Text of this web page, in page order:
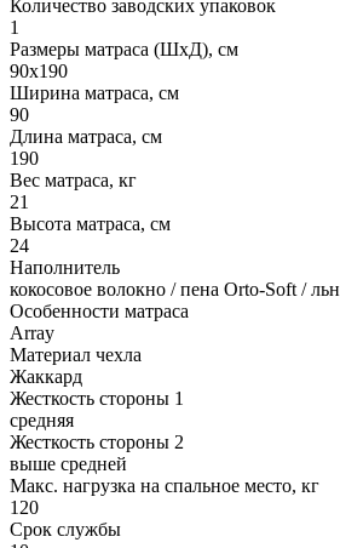
Количество заводских упаковок
1
Размеры матраса (ШхД), см
90х190
Ширина матраса, см
90
Длина матраса, см
190
Вес матраса, кг
21
Высота матраса, см
24
Наполнитель
кокосовое волокно / пена Orto-Soft /
Особенности матраса
Array
Материал чехла
Жаккард
Жесткость стороны 1
средняя
Жесткость стороны 2
выше средней
Макс. нагрузка на спальное место, кг
120
Срок службы